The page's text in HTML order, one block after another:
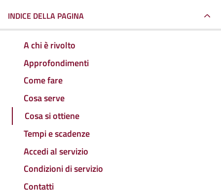
INDICE DELLA PAGINA
A chi è rivolto
Approfondimenti
Come fare
Cosa serve
Cosa si ottiene
Tempi e scadenze
Accedi al servizio
Condizioni di servizio
Contatti